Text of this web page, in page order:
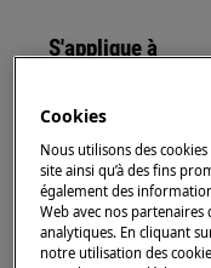
S'applique à
Solution
Vérifiez le
Cookies
Nous utilisons des
site ainsi qu’à des fins
également des
Web avec nos partenaires
analytiques. En cliquant
notre utilisation des